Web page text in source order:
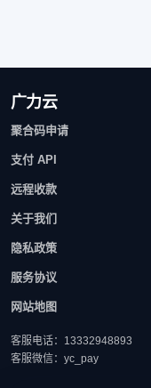
广力云
聚合码申请
支付 API
远程收款
关于我们
隐私政策
服务协议
网站地图
客服电话：13332948893
客服微信：yc_pay